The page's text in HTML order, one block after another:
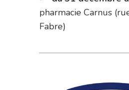
pharmacie Carnus
Fabre)